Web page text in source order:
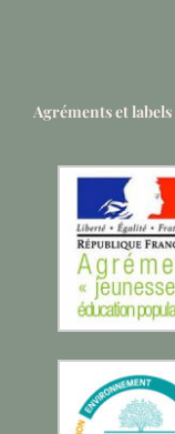
Agréments et labels